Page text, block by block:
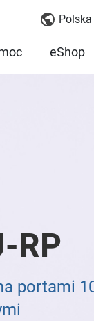
eShop
RP
portami